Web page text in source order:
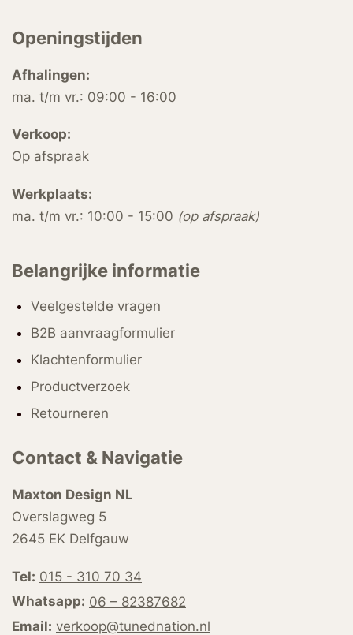
Openingstijden
Afhalingen:
ma. t/m vr.: 09:00 - 16:00
Verkoop:
Op afspraak
Werkplaats:
ma. t/m vr.: 10:00 - 15:00 (op afspraak)
Belangrijke informatie
Veelgestelde vragen
B2B aanvraagformulier
Klachtenformulier
Productverzoek
Retourneren
Contact & Navigatie
Maxton Design NL
Overslagweg 5
2645 EK Delfgauw
Tel: 015 - 310 70 34
Whatsapp: 06 – 82387682
Email: verkoop@tunednation.nl